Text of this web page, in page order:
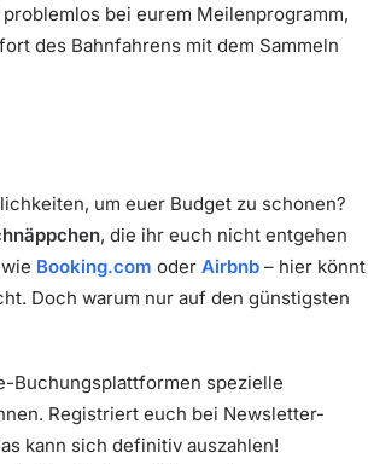
problemlos bei eurem Meilenprogramm,
des Bahnfahrens mit dem Sammeln
um euer Budget zu schonen?
, die ihr euch nicht entgehen
Booking.com oder Airbnb – hier könnt
Doch warum nur auf den günstigsten
Buchungsplattformen spezielle
Registriert euch bei Newsletter-
kann sich definitiv auszahlen!